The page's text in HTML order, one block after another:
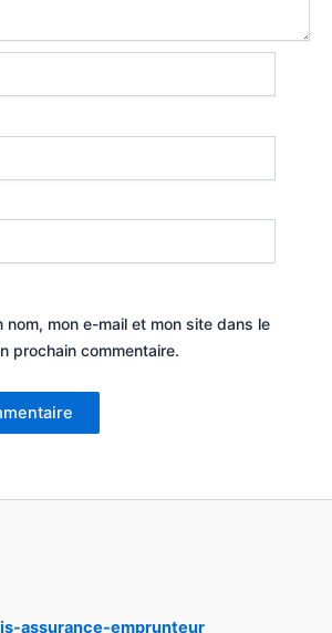
nom, mon e-mail et mon site dans le
prochain commentaire.
assurance-emprunteur